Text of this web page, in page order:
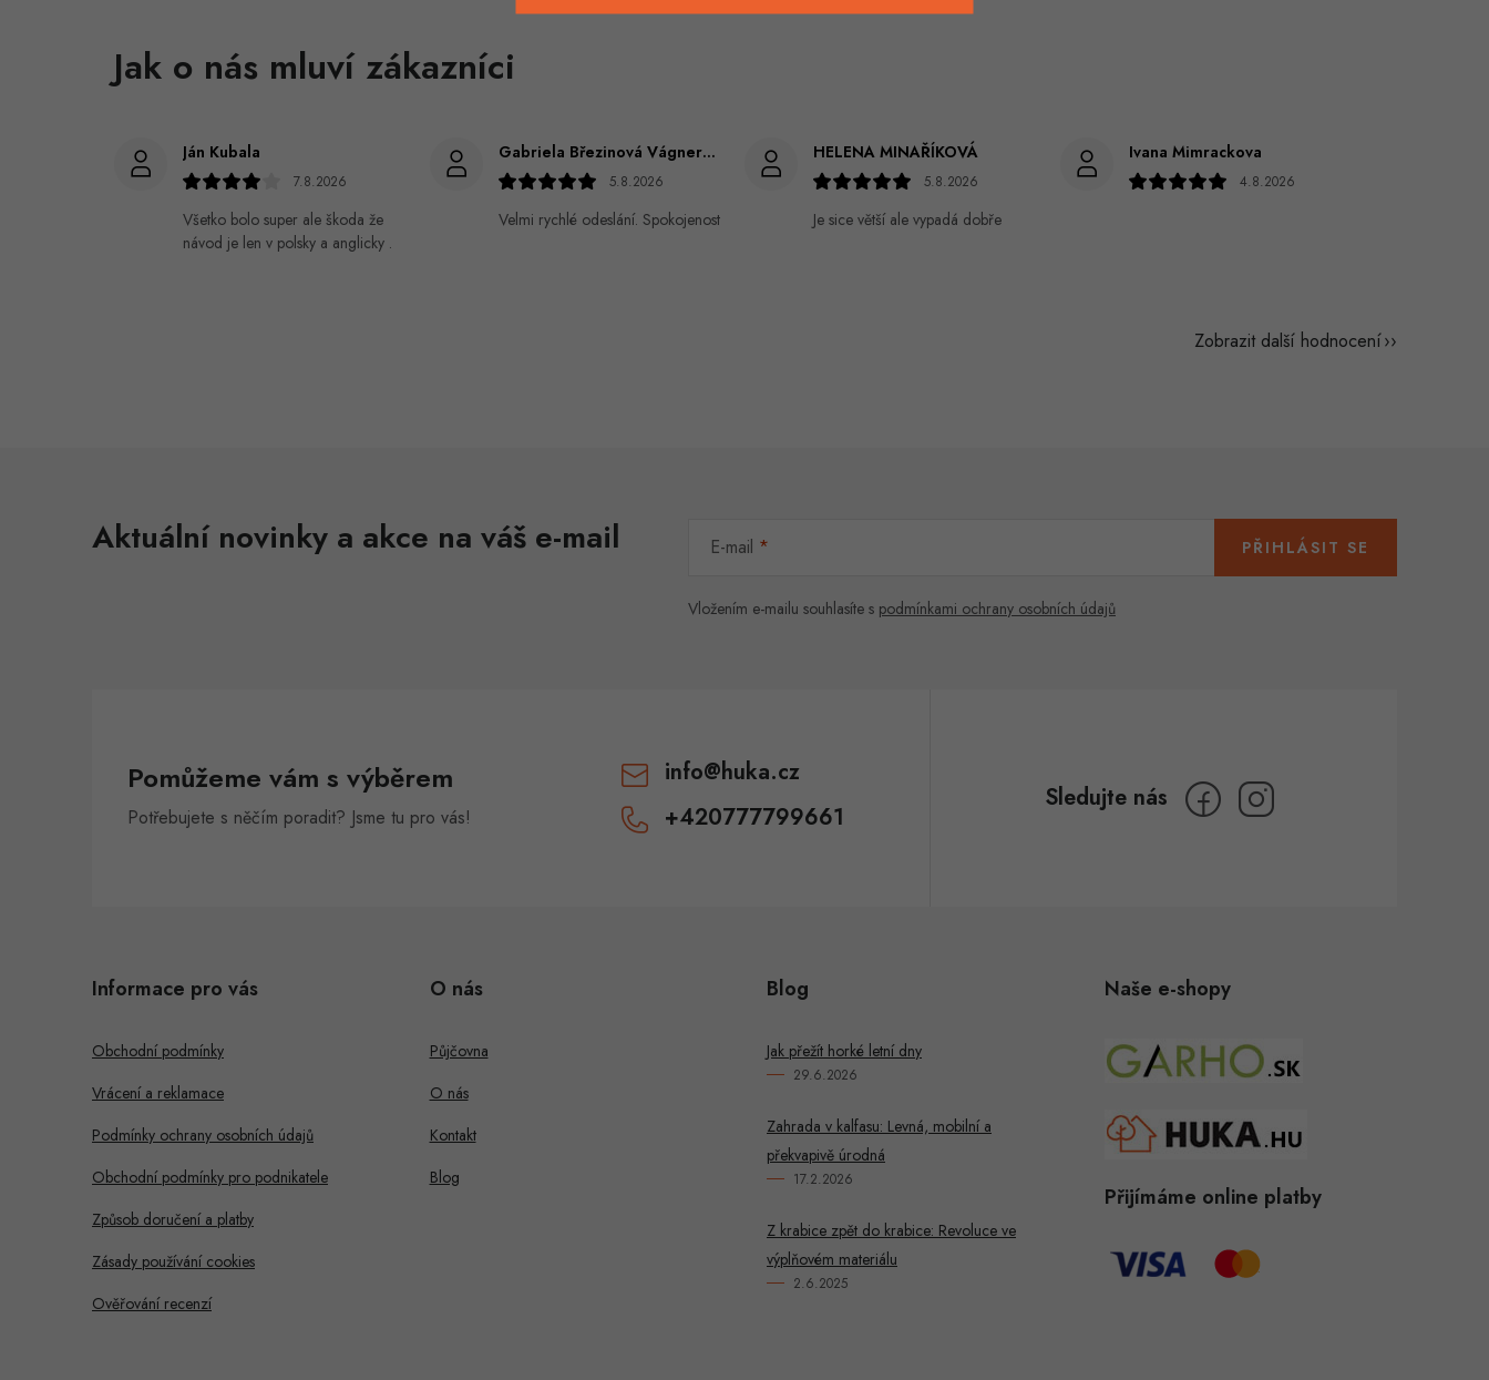
Ján Kubala
7.8.2026
Všetko bolo super ale škoda že
návod je len v polsky a anglicky .
Gabriela Březinová Vágnerová
5.8.2026
Velmi rychlé odeslání. Spokojenost
HELENA MINAŘÍKOVÁ
5.8.2026
Je sice větší ale vypadá dobře
Ivana Mimrackova
4.8.2026
Zobrazit další hodnocení
Aktuální novinky a akce na váš e-mail E-mail
Vložením e-mailu souhlasíte s podmínkami ochrany osobních údajů
PŘIHLÁSIT SE
Pomůžeme vám s výběrem
Potřebujete s něčím poradit? Jsme tu pro vás!
info@huka.cz
+420777799661
Informace pro vás
Obchodní podmínky
Vrácení a reklamace
Podmínky ochrany osobních údajů
Obchodní podmínky pro podnikatele
Způsob doručení a platby
Zásady používání cookies
Ověřování recenzí
O nás
Půjčovna
O nás
Kontakt
Blog
Blog
Jak přežít horké letní dny
29.6.2026
Zahrada v kalfasu: Levná, mobilní a
překvapivě úrodná
17.2.2026
Z krabice zpět do krabice: Revoluce ve
výplňovém materiálu
2.6.2025
Naše e-shopy
Přijímáme online platby